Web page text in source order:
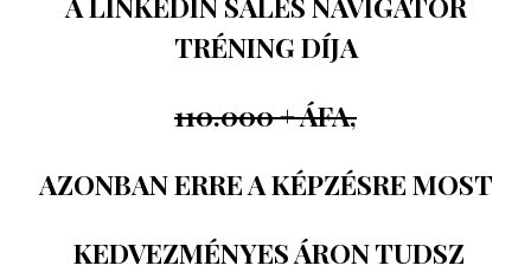
TRÉNING DÍJA
110.000 + ÁFA,
AZONBAN ERRE A KÉPZÉSRE MOST
KEDVEZMÉNYES ÁRON TUDSZ